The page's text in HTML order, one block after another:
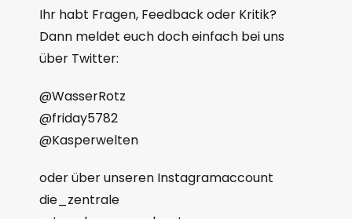
Ihr habt Fragen, Feedback oder Kritik?
Dann meldet euch doch einfach bei uns
über Twitter:
@WasserRotz
@friday5782
@Kasperwelten
oder über unseren Instagramaccount
die_zentrale